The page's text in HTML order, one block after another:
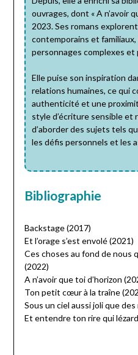
ouvrages, dont « A n’avoir
2023. Ses romans
contemporains et
personnages complexes
Elle puise son inspiration
relations humaines, ce qui
authenticité et une
style d’écriture sensible et
d’aborder des sujets tels
les défis personnels et les
Bibliographie
Backstage (2017)
Et l’orage s’est envolé (2021)
Ces choses au fond de nous
(2022)
A n’avoir que toi d’horizon
Ton petit cœur à la traîne
Sous un ciel aussi joli que
Et entendre ton rire qui